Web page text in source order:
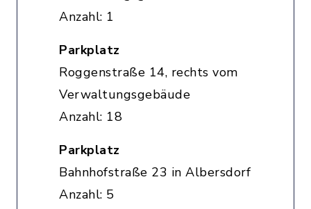
Anzahl: 1
Parkplatz
Roggenstraße 14, rechts vom
Verwaltungsgebäude
Anzahl: 18
Parkplatz
Bahnhofstraße 23 in Albersdorf
Anzahl: 5